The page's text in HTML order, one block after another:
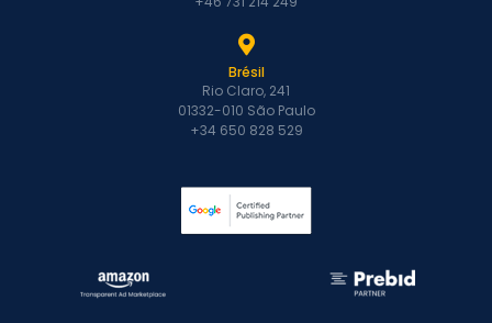
Brésil
Rio Claro, 241
01332-010 São Paulo
+34 650 828 529